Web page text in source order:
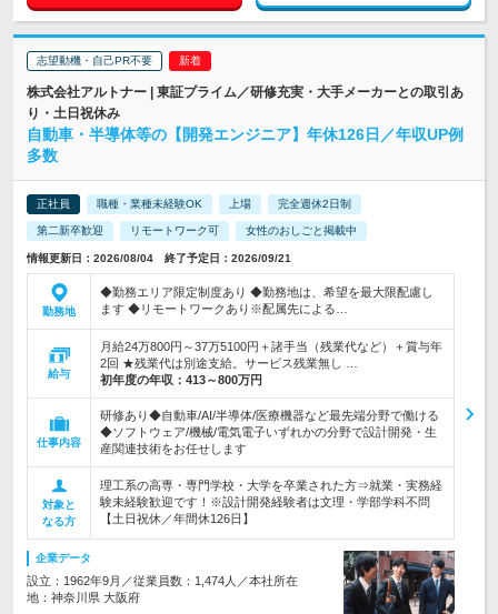
志望動機・自己PR不要
株式会社アルトナー | 東証プライム／研修充実・大手メーカーとの取引あ
り・土日祝休み
自動車・半導体等の【開発エンジニア】年休126日／年収UP例
多数
正社員 職種・業種未経験OK 上場 完全週休2日制
第二新卒歓迎 リモートワーク可 女性のおしごと掲載中
情報更新日：2026/08/04 終了予定日：2026/09/21
勤務地
◆勤務エリア限定制度あり ◆勤務地は、希望を最大限配慮し
ます ◆リモートワークあり※配属先による…
給与
月給24万800円～37万5100円＋諸手当（残業代など）＋賞与年
2回 ★残業代は別途支給。サービス残業無し …
初年度の年収： 413～800万円
仕事内容
研修あり◆自動車/AI/半導体/医療機器など最先端分野で働ける
◆ソフトウェア/機械/電気電子いずれかの分野で設計開発・生
産関連技術をお任せします
対象と
なる方
理工系の高専・専門学校・大学を卒業された方⇒就業・実務経
験未経験歓迎です！※設計開発経験者は文理・学部学科不問
【土日祝休／年間休126日】
企業データ
設立：1962年9月／従業員数：1,474人／本社所在
地：神奈川県 大阪府